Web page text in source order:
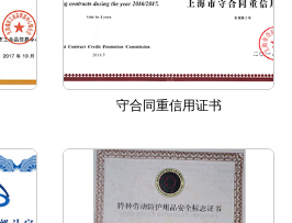
守合同重信用证书